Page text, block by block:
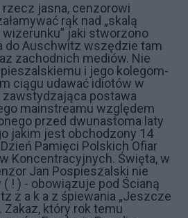
jasna, cenzorowi
rąk nad „skalą
jaki stworzono
do Auschwitz wszędzie tam
zachodnich mediów. Nie
i jego kolegom-
ciągu udawać idiotów w
postawa
mainstreamu względem
przed dwunastoma laty
jakim jest obchodzony 14
Pamięci Polskich Ofiar
Koncentracyjnych. Święta, w
Jan Pospieszalski nie
( ! ) - obowiązuje pod Ścianą
z a k a z śpiewania „Jeszcze
Zakaz, który rok temu